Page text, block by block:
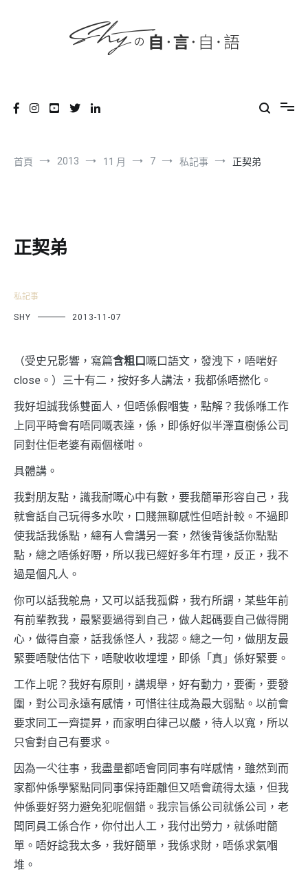
首頁 2013 11 月 7 私記事 正契弟
正契弟
私記事
SHY 2013-11-07
（受史兄影響，寫篇含粗口嘅口語文，發洩下，唔啱好
close。）三十有二，按好多人講法，我都係唔撚化。
我好坦誠我係雙面人，但唔係假嗰隻，點解？我係喺工作
上同平時會有唔同嘅表達，係，即係好似半澤直樹係公司
同對住佢老婆有兩個樣咁。
具體講。
我對朋友點，識我耐嘅心中有數，要我簡單形容自己，我
就會話自己玩得多水吹，口賤無聊感性但唔計較。不過即
使我話我係點，總有人會講另一套，然後背後話你點點
點，總之唔係好嘢，所以我已經好多年冇理，反正，我不
過是個凡人。
你可以話我鴕鳥，又可以話我孤僻，我冇所謂，某些年前
有前輩教我，最緊要過得到自己，做人起碼要自己做得開
心，做得自豪，話我係怪人，我認。總之一句，做朋友最
緊要唔駛估估下，唔駛收收埋埋，即係「真」係好緊要。
工作上呢？我好有原則，講規舉，好有動力，要衝，要發
圍，對公司永遠有感情，可惜往往成為最大弱點。以前會
要求同工一齊提昇，而家明白律己以嚴，待人以寬，所以
只會對自己有要求。
因為一尐往事，我盡量都唔會同同事有咩感情，雖然到而
家都仲係學緊點同同事保持距離但又唔會疏得太遠，但我
仲係要好努力避免犯呢個錯。我宗旨係公司就係公司，老
闆同員工係合作，你付出人工，我付出勞力，就係咁簡
單。唔好諗我太多，我好簡單，我係求財，唔係求氣嗰
堆。